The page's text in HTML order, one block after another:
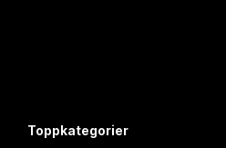
Toppkategorier